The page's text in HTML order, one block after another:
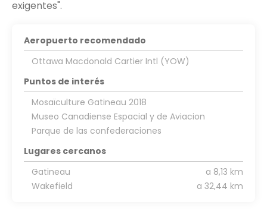
Aeropuerto recomendado
Ottawa Macdonald Cartier Intl (YOW)
Puntos de interés
Mosaïculture Gatineau 2018
Museo Canadiense Espacial y de Aviacion
Parque de las confederaciones
Lugares cercanos
Gatineau
a 8,13 km
Wakefield
a 32,44 km